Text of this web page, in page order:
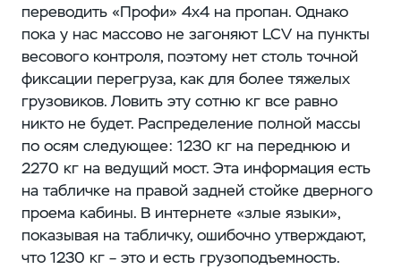
переводить «Профи» 4х4 на пропан. Однако
пока у нас массово не загоняют LCV на пункты
весового контроля, поэтому нет столь точной
фиксации перегруза, как для более тяжелых
грузовиков. Ловить эту сотню кг все равно
никто не будет. Распределение полной массы
по осям следующее: 1230 кг на переднюю и
2270 кг на ведущий мост. Эта информация есть
на табличке на правой задней стойке дверного
проема кабины. В интернете «злые языки»,
показывая на табличку, ошибочно утверждают,
что 1230 кг – ​это и есть грузоподъемность.